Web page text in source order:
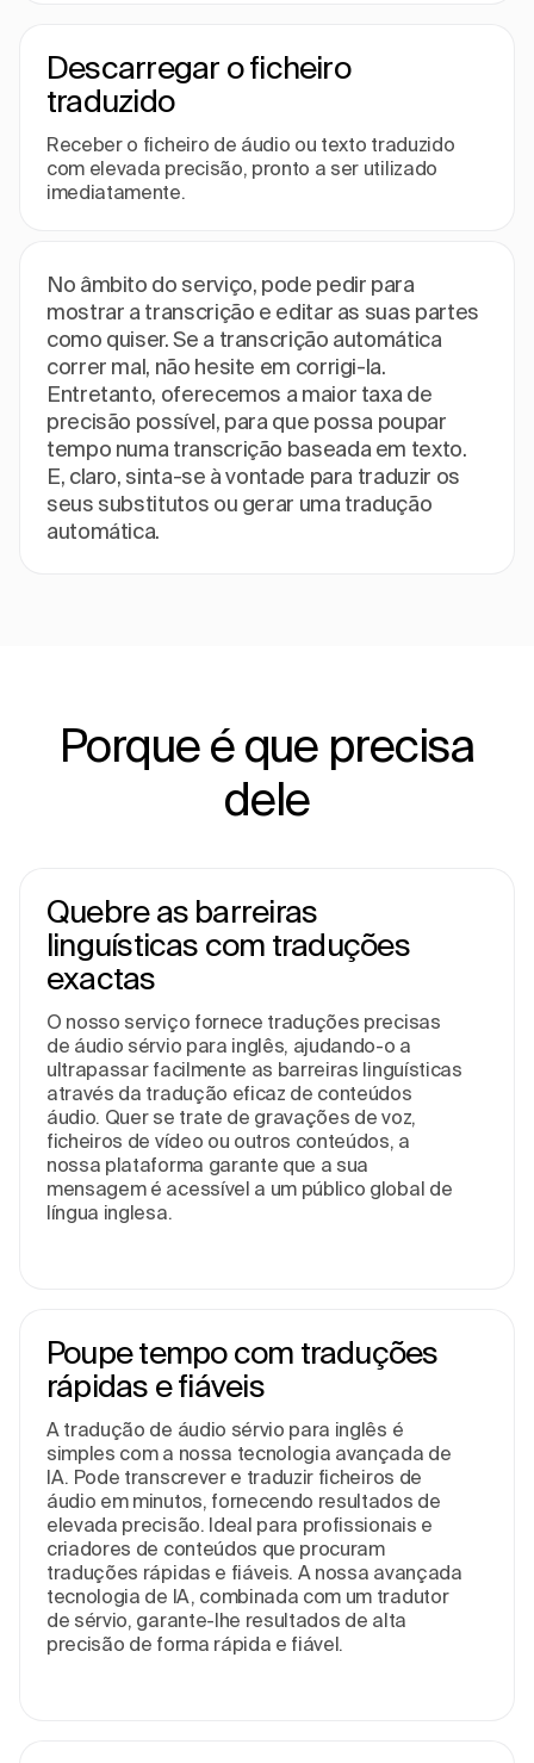
Descarregar o ficheiro
traduzido
Receber o ficheiro de áudio ou texto traduzido
com elevada precisão, pronto a ser utilizado
imediatamente.
No âmbito do serviço, pode pedir para
mostrar a transcrição e editar as suas partes
como quiser. Se a transcrição automática
correr mal, não hesite em corrigi-la.
Entretanto, oferecemos a maior taxa de
precisão possível, para que possa poupar
tempo numa transcrição baseada em texto.
E, claro, sinta-se à vontade para traduzir os
seus substitutos ou gerar uma tradução
automática.
Porque é que precisa
dele
Quebre as barreiras
linguísticas com traduções
exactas
O nosso serviço fornece traduções precisas
de áudio sérvio para inglês, ajudando-o a
ultrapassar facilmente as barreiras linguísticas
através da tradução eficaz de conteúdos
áudio. Quer se trate de gravações de voz,
ficheiros de vídeo ou outros conteúdos, a
nossa plataforma garante que a sua
mensagem é acessível a um público global de
língua inglesa.
Poupe tempo com traduções
rápidas e fiáveis
A tradução de áudio sérvio para inglês é
simples com a nossa tecnologia avançada de
IA. Pode transcrever e traduzir ficheiros de
áudio em minutos, fornecendo resultados de
elevada precisão. Ideal para profissionais e
criadores de conteúdos que procuram
traduções rápidas e fiáveis. A nossa avançada
tecnologia de IA, combinada com um tradutor
de sérvio, garante-lhe resultados de alta
precisão de forma rápida e fiável.